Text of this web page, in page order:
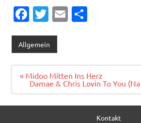
Fa
e
b
o
o
k
T
it
te
r
E
l
n
Allgemein
Beitragsnavigation
« Midoo Mitten Ins Herz
Damae & Chris Lovin To You
Kontakt